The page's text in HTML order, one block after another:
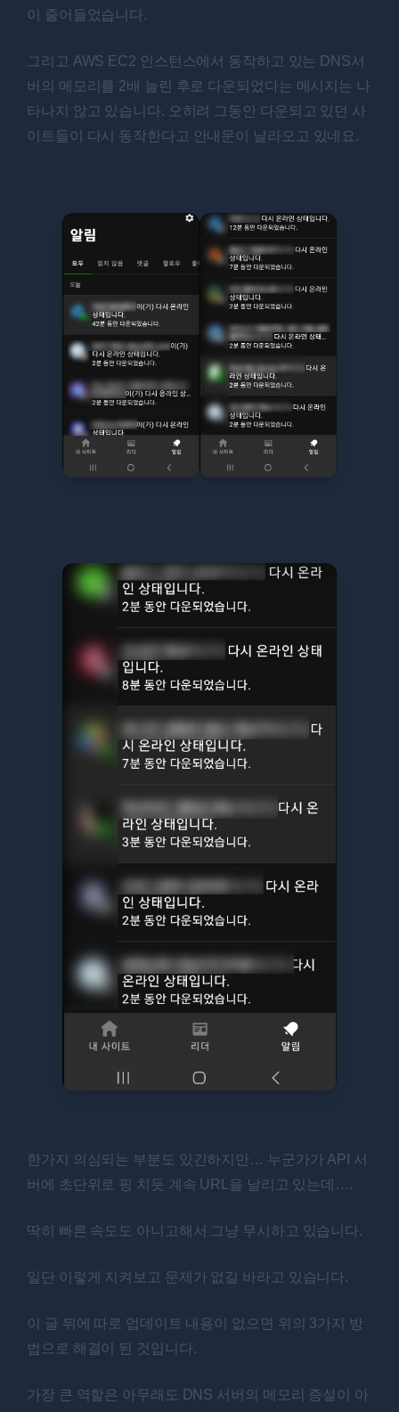
이 줄어들었습니다.
그리고 AWS EC2 인스턴스에서 동작하고 있는 DNS서
버의 메모리를 2배 늘린 후로 다운되었다는 메시지는 나
타나지 않고 있습니다. 오히려 그동안 다운되고 있던 사
이트들이 다시 동작한다고 안내문이 날라오고 있네요.
한가지 의심되는 부분도 있긴하지만… 누군가가 API 서
버에 초단위로 핑 치듯 계속 URL을 날리고 있는데….
딱히 빠른 속도도 아니고해서 그냥 무시하고 있습니다.
일단 이렇게 지켜보고 문제가 없길 바라고 있습니다.
이 글 뒤에 따로 업데이트 내용이 없으면 위의 3가지 방
법으로 해결이 된 것입니다.
가장 큰 역할은 아무래도 DNS 서버의 메모리 증설이 아